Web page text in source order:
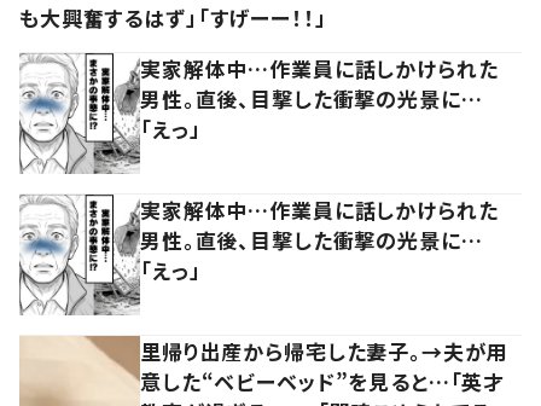
も大興奮するはず」「すげーー！！」
実家解体中…作業員に話しかけられた
男性。直後、目撃した衝撃の光景に…
「えっ」
実家解体中…作業員に話しかけられた
男性。直後、目撃した衝撃の光景に…
「えっ」
里帰り出産から帰宅した妻子。→夫が用
意した“ベビーベッド”を見ると…「英才